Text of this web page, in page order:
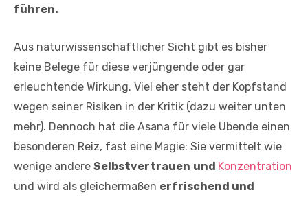
führen.
Aus naturwissenschaftlicher Sicht gibt es bisher
keine Belege für diese verjüngende oder gar
erleuchtende Wirkung. Viel eher steht der Kopfstand
wegen seiner Risiken in der Kritik (dazu weiter unten
mehr). Dennoch hat die Asana für viele Übende einen
besonderen Reiz, fast eine Magie: Sie vermittelt wie
wenige andere Selbstvertrauen und Konzentration
und wird als gleichermaßen erfrischend und